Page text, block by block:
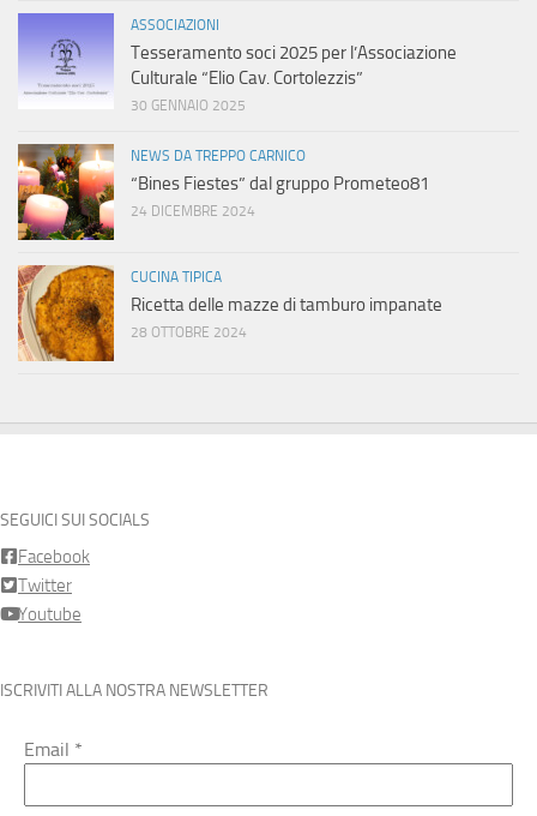
ASSOCIAZIONI
Tesseramento soci 2025 per l’Associazione
Culturale “Elio Cav. Cortolezzis”
30 GENNAIO 2025
NEWS DA TREPPO CARNICO
“Bines Fiestes” dal gruppo Prometeo81
24 DICEMBRE 2024
CUCINA TIPICA
Ricetta delle mazze di tamburo impanate
28 OTTOBRE 2024
SEGUICI SUI SOCIALS
Facebook
Twitter
Youtube
ISCRIVITI ALLA NOSTRA NEWSLETTER
Email *